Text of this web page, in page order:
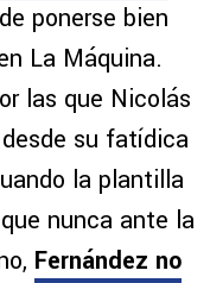
ponerse bien
La Máquina.
las que Nicolás
su fatídica
la plantilla
nunca ante la
Fernández no